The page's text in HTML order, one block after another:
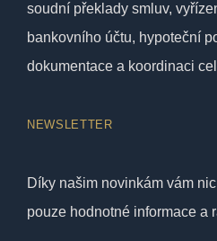
soudní překlady smluv,
bankovního účtu, hypoteční
dokumentace a koordinaci
NEWSLETTER
Díky našim novinkám vám
pouze hodnotné informace a